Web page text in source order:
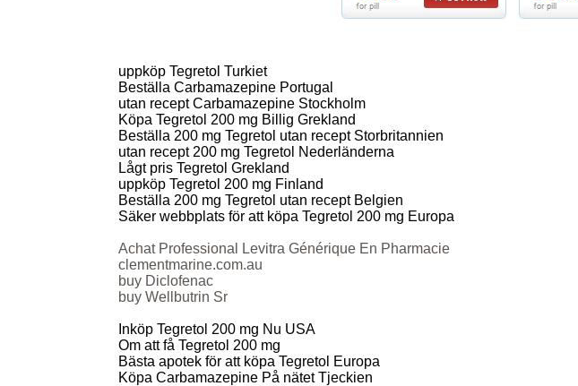
uppköp Tegretol Turkiet
Beställa Carbamazepine Portugal
utan recept Carbamazepine Stockholm
Köpa Tegretol 200 mg Billig Grekland
Beställa 200 mg Tegretol utan recept Storbritannien
utan recept 200 mg Tegretol Nederländerna
Lågt pris Tegretol Grekland
uppköp Tegretol 200 mg Finland
Beställa 200 mg Tegretol utan recept Belgien
Säker webbplats för att köpa Tegretol 200 mg Europa
Achat Professional Levitra Générique En Pharmacie
clementmarine.com.au
buy Diclofenac
buy Wellbutrin Sr
Inköp Tegretol 200 mg Nu USA
Om att få Tegretol 200 mg
Bästa apotek för att köpa Tegretol Europa
Köpa Carbamazepine På nätet Tjeckien